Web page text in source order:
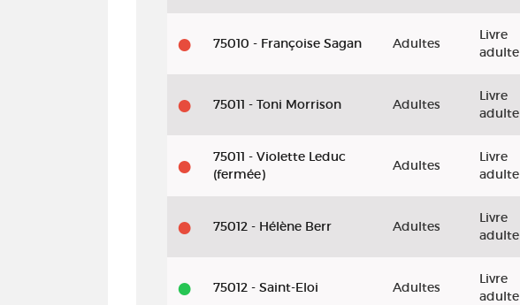
75010 - Françoise Sagan Adultes
Livre
adulte
75011 - Toni Morrison Adultes
Livre
adulte
75011 - Violette Leduc
(fermée)
Adultes
Livre
adulte
75012 - Hélène Berr Adultes
Livre
adulte
75012 - Saint-Eloi Adultes
Livre
adulte